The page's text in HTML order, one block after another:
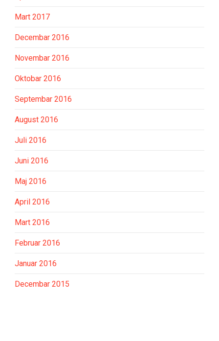
Mart 2017
Decembar 2016
Novembar 2016
Oktobar 2016
Septembar 2016
August 2016
Juli 2016
Juni 2016
Maj 2016
April 2016
Mart 2016
Februar 2016
Januar 2016
Decembar 2015